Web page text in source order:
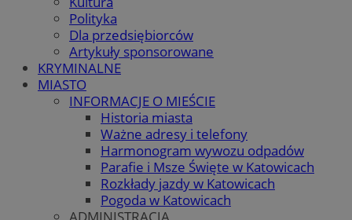
Polityka
Dla przedsiębiorców
Artykuły sponsorowane
KRYMINALNE
MIASTO
INFORMACJE O MIEŚCIE
Historia miasta
Ważne adresy i telefony
Harmonogram wywozu odpadów
Parafie i Msze Święte w Katowicach
Rozkłady jazdy w Katowicach
Pogoda w Katowicach